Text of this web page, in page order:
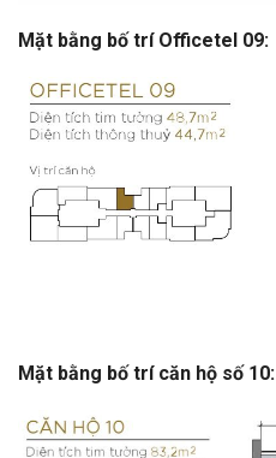
Mặt bằng bố trí Officetel 09:
Mặt bằng bố trí căn hộ số 10: